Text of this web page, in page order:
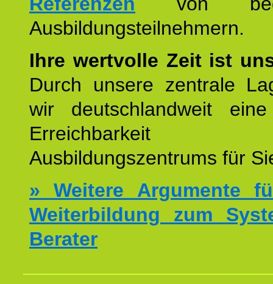
Ausbildungsteilnehmern.
Ihre wertvolle Zeit ist
Durch unsere zentrale
wir deutschlandweit
Erreichbarkeit
Ausbildungszentrums für
» Weitere Argumente
Weiterbildung zum
Berater